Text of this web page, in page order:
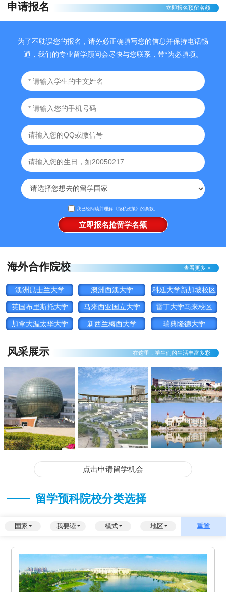
申请报名 立即报名预留名额
为了不耽误您的报名，请务必正确填写您的信息并保持电话畅
通，我们的专业留学顾问会尽快与您联系，带*为必填项。
我已经阅读并理解《隐私政策》 的条款。
海外合作院校 查看更多 >
澳洲昆士兰大学 澳洲西澳大学 科廷大学新加坡校区
英国布里斯托大学 马来西亚国立大学 雷丁大学马来校区
加拿大渥太华大学 新西兰梅西大学 瑞典隆德大学
风采展示 在这里，学生们的生活丰富多彩
点击申请留学机会
留学预科院校分类选择
国家 我要读 模式 地区 重置